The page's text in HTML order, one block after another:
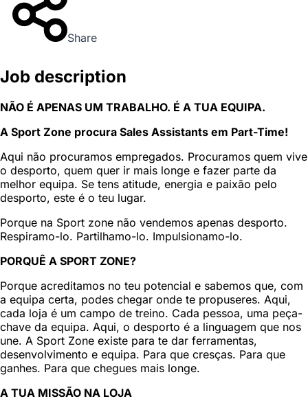
Share
Job description
NÃO É APENAS UM TRABALHO. É A TUA EQUIPA.
A Sport Zone procura Sales Assistants em Part-Time!
Aqui não procuramos empregados. Procuramos quem vive
o desporto, quem quer ir mais longe e fazer parte da
melhor equipa. Se tens atitude, energia e paixão pelo
desporto, este é o teu lugar.
Porque na Sport zone não vendemos apenas desporto.
Respiramo-lo. Partilhamo-lo. Impulsionamo-lo.
PORQUÊ A SPORT ZONE?
Porque acreditamos no teu potencial e sabemos que, com
a equipa certa, podes chegar onde te propuseres. Aqui,
cada loja é um campo de treino. Cada pessoa, uma peça-
chave da equipa. Aqui, o desporto é a linguagem que nos
une. A Sport Zone existe para te dar ferramentas,
desenvolvimento e equipa. Para que cresças. Para que
ganhes. Para que chegues mais longe.
A TUA MISSÃO NA LOJA